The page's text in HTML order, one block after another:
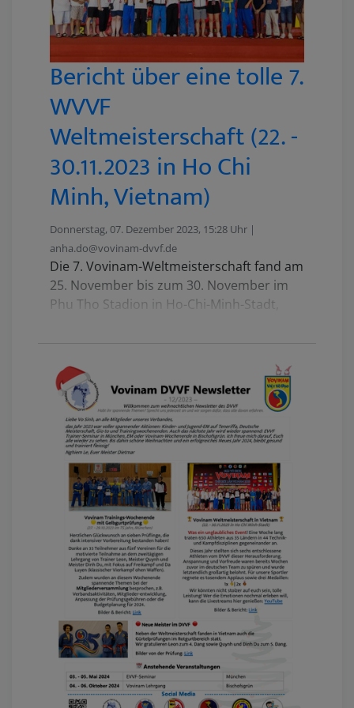
Bericht über eine tolle 7.
WVVF
Weltmeisterschaft (22. -
30.11.2023 in Ho Chi
Minh, Vietnam)
Donnerstag, 07. Dezember 2023, 15:28 Uhr |
anha.do@vovinam-dvvf.de
Die 7. Vovinam-Weltmeisterschaft fand am
25. November bis zum 30. November im
Phu Tho Stadion in Ho-Chi-Minh-Stadt,
einwöchigen Veranstaltung konnten die
angetretenen Länder insgesamt 44
Medaillensätze sowohl in den Technik- als
auch in den Kampfdisziplinen gewinnen.
Die Weltmeisterschaft bot internationalen
Wettkämpfern die Möglichkeit alte
Freunde wiederzusehen sowie neue Top-
Athleten kennenzulernen, Erfahrungen
auszutauschen und einen tollen Einblick in
das Land und die Kultur von Vietnam -
dem Heimatland des Vovinams - zu
bekommen.
Für den deutschen Kader traten dieses
Jahr nach 2 verpassten
Weltmeisterschaften in 2017 und 2019
wieder 6 entschlossene Athleten aus den
Vereinen in Frankfurt und Viernheim an.